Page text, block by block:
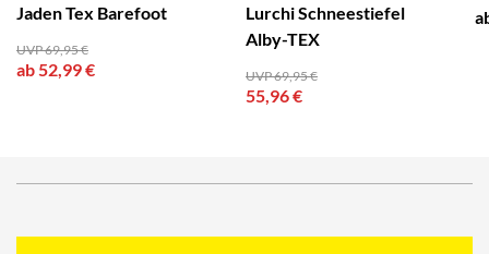
Jaden Tex Barefoot
UVP 69,95 €
ab 52,99 €
Lurchi Schneestiefel
Alby-TEX
UVP 69,95 €
55,96 €